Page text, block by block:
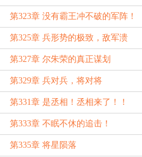
第323章 没有霸王冲不破的军阵！
第325章 兵形势的极致，敌军溃
败！
第327章 尔朱荣的真正谋划
第329章 兵对兵，将对将
第331章 是丞相！丞相来了！！
第333章 不眠不休的追击！
第335章 将星陨落